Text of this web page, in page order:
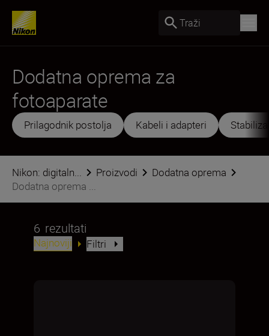
Traži
Dodatna oprema za
fotoaparate
Prilagodnik postolja Kabeli i adapteri
Nikon: digitaln... Proizvodi
Dodatna oprema
Dodatna oprema ...
6 rezultati
Najnoviji Filtri